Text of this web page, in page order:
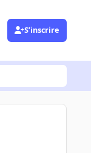
S’inscrire